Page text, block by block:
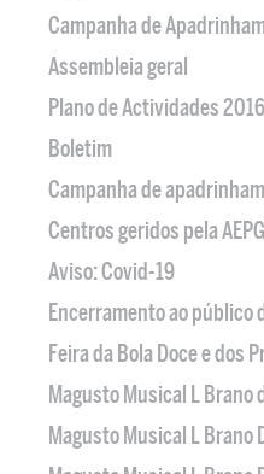
Campanha de
Assembleia geral
Plano de Actividades 2016
Boletim
Campanha de
Centros geridos pela
Aviso: Covid-19
Encerramento ao público
Feira da Bola Doce e dos
Magusto Musical L Brano
Magusto Musical L Brano